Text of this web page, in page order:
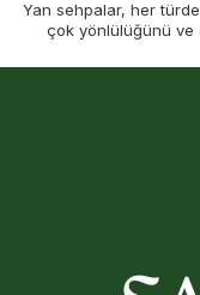
Yan sehpalar, her
çok yönlülüğünü ve
çok büyük bir etki
Yan sehpanın tarihi,
izler ve çok eski
Mısır’da ve Roma
genellikle zarif
Bu tür mobilyalar,
yaşam alanlarında